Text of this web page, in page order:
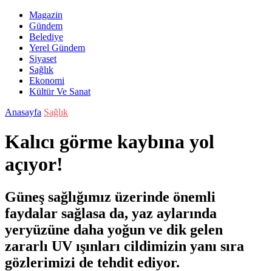
Magazin
Gündem
Belediye
Yerel Gündem
Siyaset
Sağlık
Ekonomi
Kültür Ve Sanat
Anasayfa Sağlık
Kalıcı görme kaybına yol
açıyor!
Güneş sağlığımız üzerinde önemli
faydalar sağlasa da, yaz aylarında
yeryüzüne daha yoğun ve dik gelen
zararlı UV ışınları cildimizin yanı sıra
gözlerimizi de tehdit ediyor.